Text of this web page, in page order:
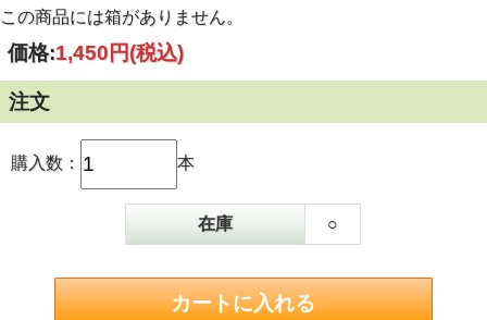
この商品には箱がありません。
価格:1,450円(税込)
注文
購入数： 本
在庫 ○